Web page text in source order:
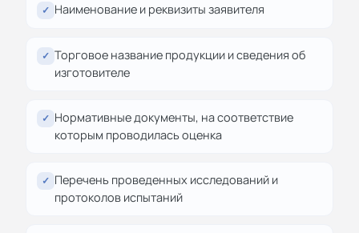
✓ Наименование и реквизиты заявителя
✓ Торговое название продукции и сведения об
изготовителе
✓ Нормативные документы, на соответствие
которым проводилась оценка
✓ Перечень проведенных исследований и
протоколов испытаний